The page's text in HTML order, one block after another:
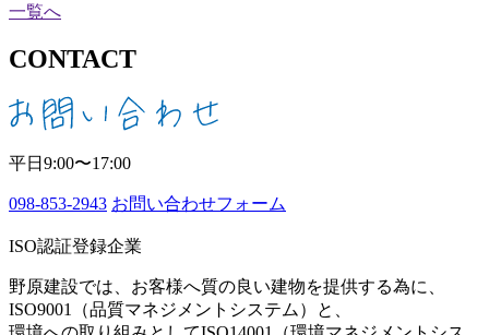
一覧へ
CONTACT
平日9:00〜17:00
098-853-2943 お問い合わせフォーム
ISO認証登録企業
野原建設では、お客様へ質の良い建物を提供する為に、
ISO9001（品質マネジメントシステム）と、